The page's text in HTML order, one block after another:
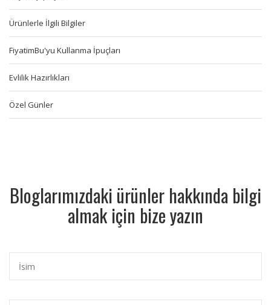
Ürünlerle İlgili Bilgiler
FiyatimBu'yu Kullanma İpuçları
Evlilik Hazırlıkları
Özel Günler
Bloglarımızdaki ürünler hakkında bilgi
almak için bize yazın